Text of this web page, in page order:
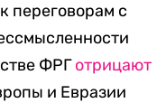
переговорам с
ФРГотрицают
и Евразии